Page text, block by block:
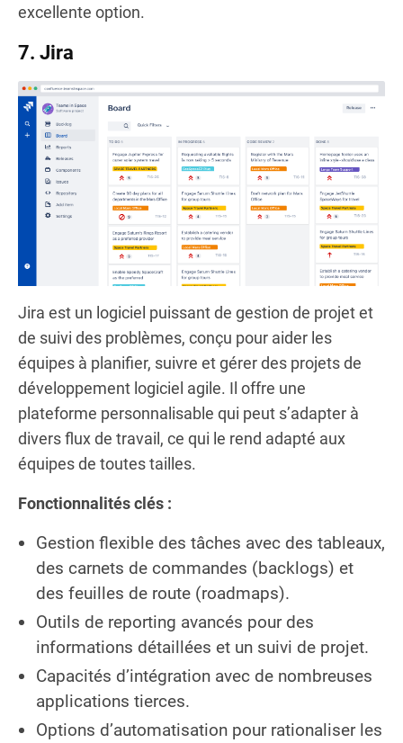
excellente option.
7. Jira
Jira est un logiciel puissant de gestion de projet et
de suivi des problèmes, conçu pour aider les
équipes à planifier, suivre et gérer des projets de
développement logiciel agile. Il offre une
plateforme personnalisable qui peut s’adapter à
divers flux de travail, ce qui le rend adapté aux
équipes de toutes tailles.
Fonctionnalités clés :
Gestion flexible des tâches avec des tableaux,
des carnets de commandes (backlogs) et
des feuilles de route (roadmaps).
Outils de reporting avancés pour des
informations détaillées et un suivi de projet.
Capacités d’intégration avec de nombreuses
applications tierces.
Options d’automatisation pour rationaliser les